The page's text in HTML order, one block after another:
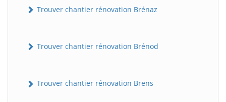
Trouver chantier rénovation Brénaz
Trouver chantier rénovation Brénod
Trouver chantier rénovation Brens